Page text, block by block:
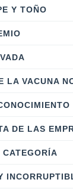
Y TOÑO
LA VACUNA
DE LAS
CATEGORÍA